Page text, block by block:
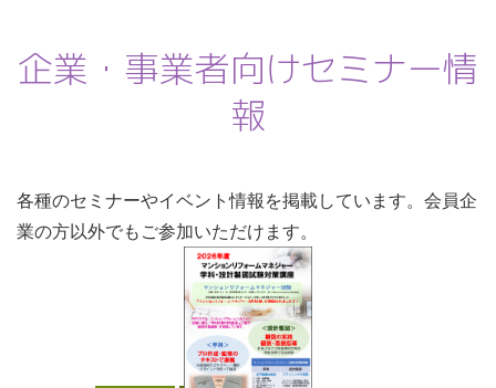
企業・事業者向けセミナー情
報
各種のセミナーやイベント情報を掲載しています。会員企
業の方以外でもご参加いただけます。